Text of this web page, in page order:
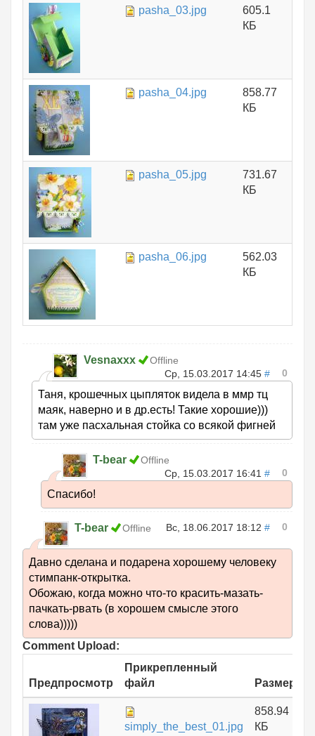
pasha_03.jpg
605.1
КБ
pasha_04.jpg
858.77
КБ
pasha_05.jpg
731.67
КБ
pasha_06.jpg
562.03
КБ
Vesnaxxx
Offline
Ср, 15.03.2017 14:45 # 0
Таня, крошечных цыпляток видела в ммр тц
маяк, наверно и в др.есть! Такие хорошие)))
там уже пасхальная стойка со всякой фигней
T-bear
Offline
Ср, 15.03.2017 16:41 # 0
Спасибо!
T-bear Offline Вс, 18.06.2017 18:12 # 0
Давно сделана и подарена хорошему человеку
стимпанк-открытка.
Обожаю, когда можно что-то красить-мазать-
пачкать-рвать (в хорошем смысле этого
слова)))))
Comment Upload:
Предпросмотр
Прикрепленный
файл
Размер
simply_the_best_01.jpg
858.94
КБ